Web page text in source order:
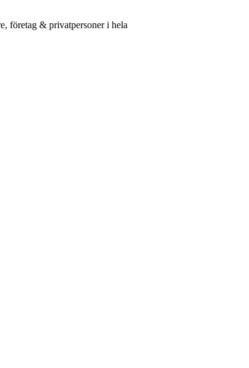
företag & privatpersoner i hela